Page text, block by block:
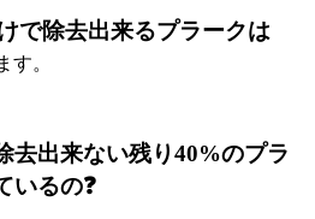
で除去出来るプラークは
す。
去出来ない残り40%のプラ
いるの❓